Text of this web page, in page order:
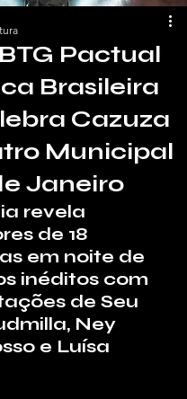
Pactual
Brasileira
Cazuza
Municipal
Janeiro
revela
de 18
em noite de
inéditos com
de Seu
Ney
e Luísa